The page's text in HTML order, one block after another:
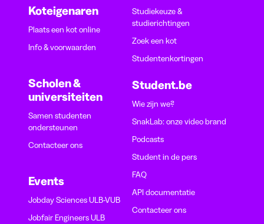
Koteigenaren
Plaats een kot online
Info & voorwaarden
Scholen &
universiteiten
Samen studenten
ondersteunen
Contacteer ons
Events
Jobday Sciences ULB-VUB
Jobfair Engineers ULB
Studiekeuze &
studierichtingen
Zoek een kot
Studentenkortingen
Student.be
Wie zijn we?
SnakLab: onze video brand
Podcasts
Student in de pers
FAQ
API documentatie
Contacteer ons